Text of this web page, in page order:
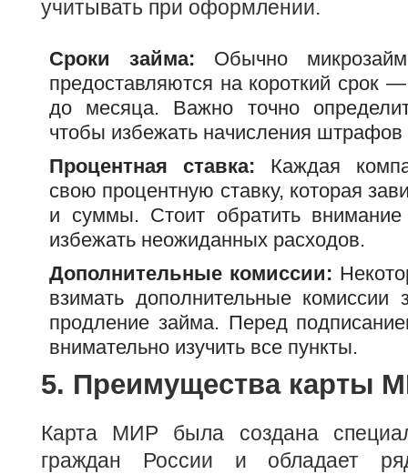
учитывать при оформлении.
Сроки займа: Обычно
предоставляются на короткий срок
до месяца. Важно точно
чтобы избежать начисления штрафов
Процентная ставка: Каждая
свою процентную ставку, которая
и суммы. Стоит обратить
избежать неожиданных расходов.
Дополнительные комиссии:
взимать дополнительные
продление займа. Перед
внимательно изучить все пункты.
5. Преимущества карты
Карта МИР была создана
граждан России и обладает